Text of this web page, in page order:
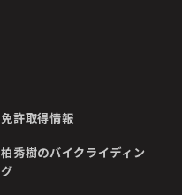
免許取得情報
柏秀樹のバイクライディン
グ